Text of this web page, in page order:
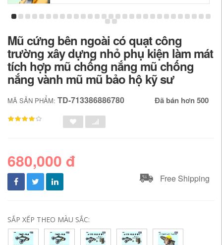
Mũ cứng bên ngoài có quạt công
trường xây dựng nhỏ phụ kiện làm mát
tích hợp mũ chống nắng mũ chống
nắng vành mũ mũ bảo hộ kỹ sư
MÃ SẢN PHẨM: TD-713386886780 Đã bán hơn 500
680,000 đ
Free Shipping
SẮP XẾP THEO MÀU SẮC: